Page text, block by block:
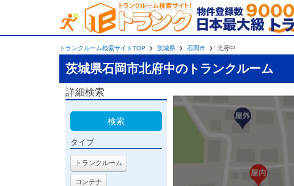
トランクルーム検索サイトTOP 茨城県 石岡市 北府中
茨城県石岡市北府中のトランクルーム
詳細検索
検索
タイプ
トランクルーム
コンテナ